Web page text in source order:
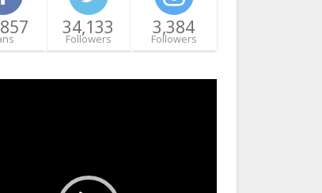
34,133
Followers
3,384
Followers